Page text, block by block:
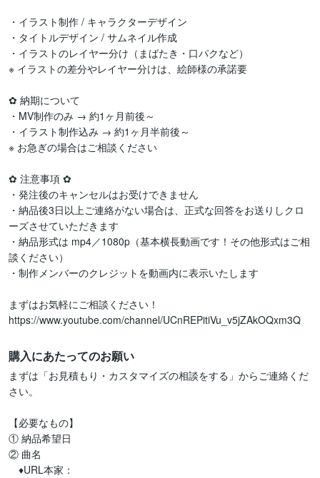
・イラスト制作 / キャラクターデザイン
・タイトルデザイン / サムネイル作成
・イラストのレイヤー分け（まばたき・口パクなど）
※ イラストの差分やレイヤー分けは、絵師様の承諾要
✿ 納期について
・MV制作のみ → 約1ヶ月前後～
・イラスト制作込み → 約1ヶ月半前後～
※ お急ぎの場合はご相談ください
✿ 注意事項 ✿
・発注後のキャンセルはお受けできません
・納品後3日以上ご連絡がない場合は、正式な回答をお送りしクロ
ーズさせていただきます
・納品形式は mp4／1080p（基本横長動画です！その他形式はご相
談ください）
・制作メンバーのクレジットを動画内に表示いたします
まずはお気軽にご相談ください！
https://www.youtube.com/channel/UCnREPitiVu_v5jZAkOQxm3Q
購入にあたってのお願い
まずは「お見積もり・カスタマイズの相談をする」からご連絡くだ
さい。
【必要なもの】
① 納品希望日
② 曲名
♦URL本家：